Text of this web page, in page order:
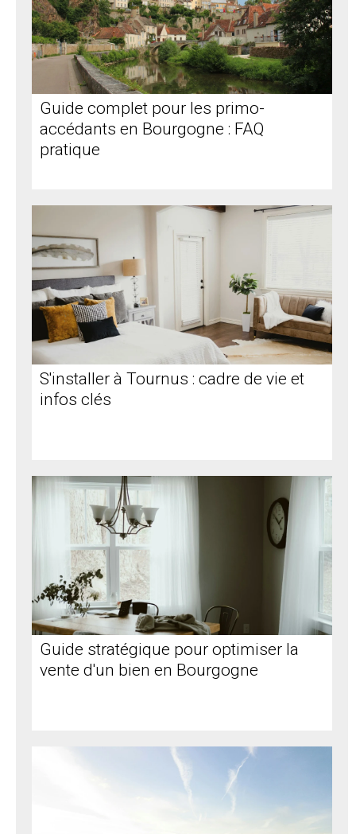
Guide complet pour les primo-
accédants en Bourgogne : FAQ
pratique
S'installer à Tournus : cadre de vie et
infos clés
Guide stratégique pour optimiser la
vente d'un bien en Bourgogne